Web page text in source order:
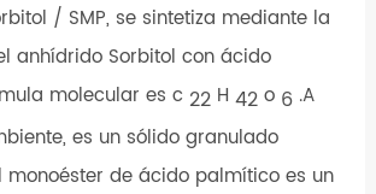
/ SMP, se sintetiza mediante la
anhídrido Sorbitol con ácido
molecular es c 22 H 42 o 6 .A
es un sólido granulado
monoéster de ácido palmítico es un